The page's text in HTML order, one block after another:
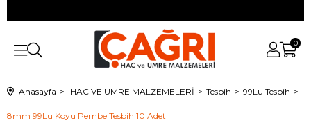
0
Anasayfa HAC VE UMRE MALZEMELERİ Tesbih 99Lu Tesbih
8mm 99Lu Koyu Pembe Tesbih 10 Adet